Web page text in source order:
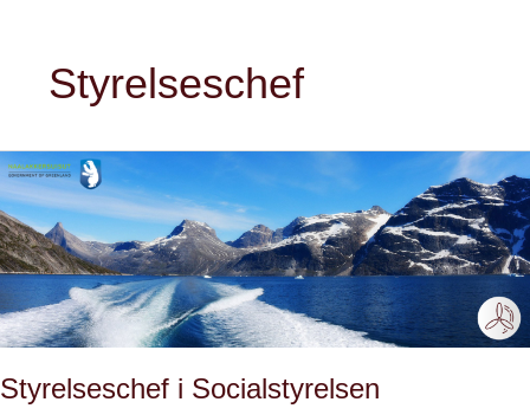
Styrelseschef
Styrelseschef i Socialstyrelsen
Styrelseschef
Socialstyrelsen